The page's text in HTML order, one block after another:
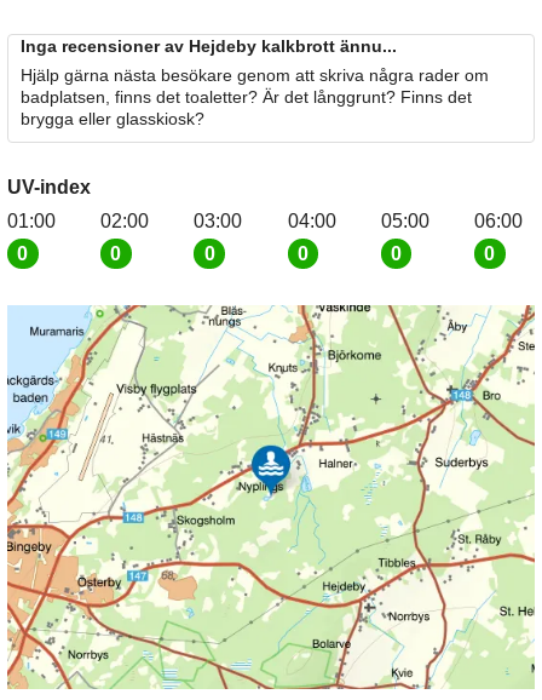
Inga recensioner av Hejdeby kalkbrott ännu...
Hjälp gärna nästa besökare genom att skriva några rader om
badplatsen, finns det toaletter? Är det långgrunt? Finns det
brygga eller glasskiosk?
UV-index
01:00
0
02:00
0
03:00
0
04:00
0
05:00
0
06:00
0